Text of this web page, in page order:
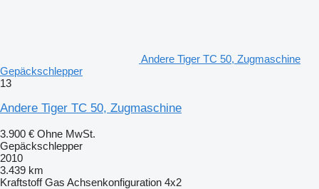
Andere Tiger TC 50, Zugmaschine
Gepäckschlepper
13
Andere Tiger TC 50, Zugmaschine
3.900 € Ohne MwSt.
Gepäckschlepper
2010
3.439 km
Kraftstoff Gas Achsenkonfiguration 4x2